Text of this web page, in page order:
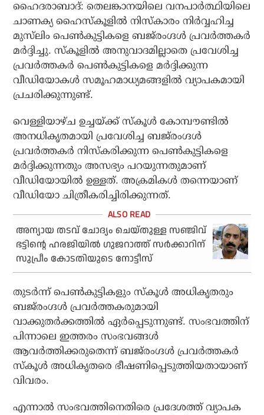
ഹൈദരാബാദ്: തെലങ്കാനയിലെ വനപാര്‍ത്ഥിയിലെ
ചാണക്യ ഹൈസ്‌കൂളില്‍ നിസ്‌കാരം നിര്‍വ്വഹിച്ച
മുസ്‌ലിം പെണ്‍കുട്ടികളെ ബജ്‌രംഗ്ദള്‍ പ്രവര്‍ത്തകര്‍
മര്‍ദ്ദിച്ചു. സ്‌കൂളില്‍ അനുവാദമില്ലാതെ പ്രവേശിച്ച
പ്രവര്‍ത്തകര്‍ പെണ്‍കുട്ടികളെ മര്‍ദ്ദിക്കുന്ന
വീഡിയോകള്‍ സമൂഹമാധ്യമങ്ങളില്‍ വ്യാപകമായി
പ്രചരിക്കുന്നുണ്ട്.
വെള്ളിയാഴ്ച ഉച്ചയ്ക്ക് സ്‌കൂള്‍ കോമ്പൗണ്ടില്‍
അനധികൃതമായി പ്രവേശിച്ച ബജ്‌രംഗ്ദള്‍
പ്രവര്‍ത്തകര്‍ നിസ്‌കരിക്കുന്ന പെണ്‍കുട്ടികളെ
മര്‍ദ്ദിക്കുന്നതും അസഭ്യം പറയുന്നതുമാണ്
വീഡിയോയില്‍ ഉള്ളത്. അക്രമികള്‍ തന്നെയാണ്
വീഡിയോ ചിത്രീകരിച്ചിരിക്കുന്നത്.
അന്യായ തടവ് ചോദ്യം ചെയ്തുള്ള സഞ്ജിവ്
ഭട്ടിന്റെ ഹരജിയില്‍ ഗുജറാത്ത് സര്‍ക്കാറിന്
സുപ്രീം കോടതിയുടെ നോട്ടീസ്
തുടര്‍ന്ന് പെണ്‍കുട്ടികളും സ്‌കൂള്‍ അധികൃതരും
ബജ്‌രംഗ്ദള്‍ പ്രവര്‍ത്തകരുമായി
വാക്കുതര്‍ക്കത്തില്‍ ഏര്‍പ്പെടുന്നുണ്ട്. സംഭവത്തിന്
പിന്നാലെ ഇത്തരം സംഭവങ്ങള്‍
ആവര്‍ത്തിക്കരുതെന്ന് ബജ്‌രംഗ്ദള്‍ പ്രവര്‍ത്തകര്‍
സ്‌കൂള്‍ അധികൃതരെ ഭീഷണിപ്പെടുത്തിയതായാണ്
വിവരം.
എന്നാല്‍ സംഭവത്തിനെതിരെ പ്രദേശത്ത് വ്യാപക